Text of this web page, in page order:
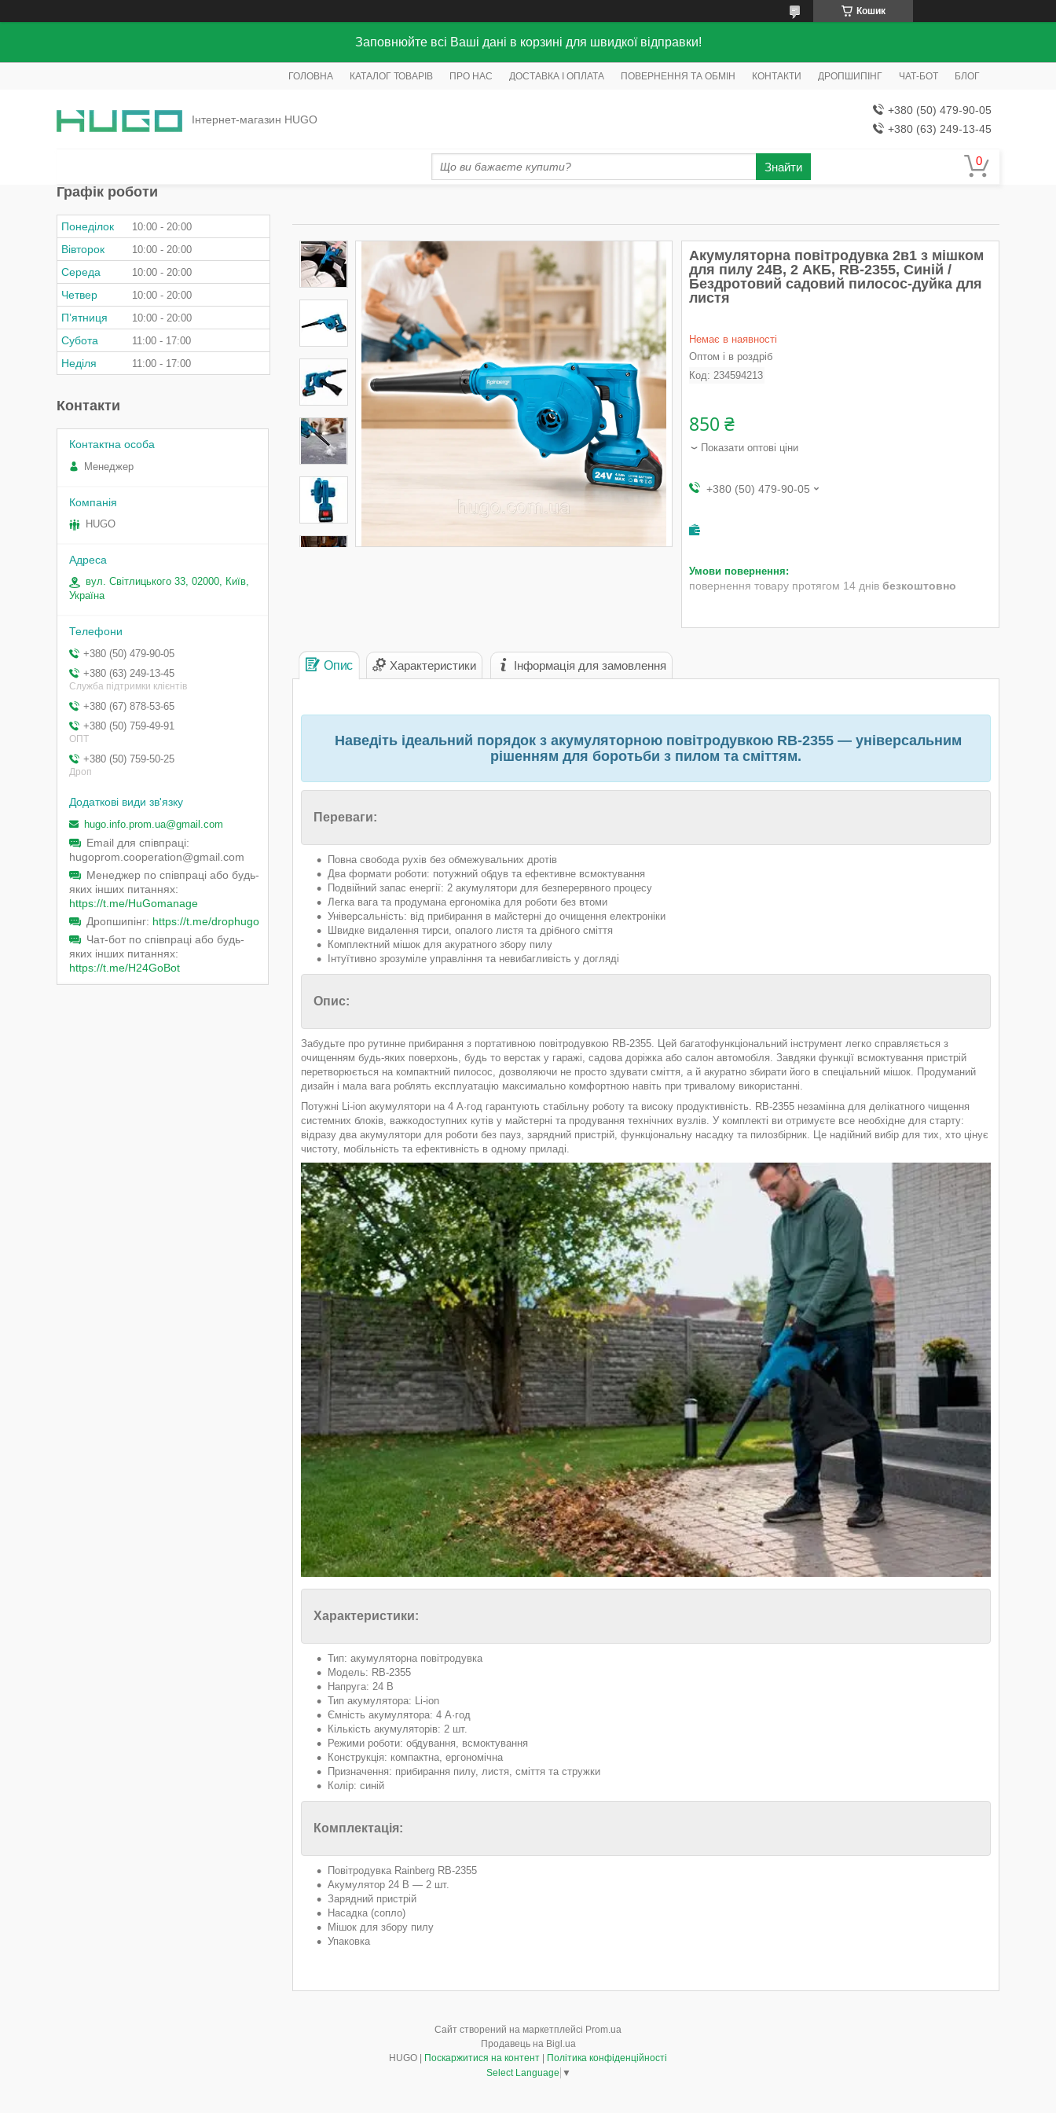
Кошик
Заповнюйте всі Ваші дані в корзині для швидкої відправки!
ГОЛОВНА КАТАЛОГ ТОВАРІВ ПРО НАС ДОСТАВКА І ОПЛАТА ПОВЕРНЕННЯ ТА ОБМІН КОНТАКТИ ДРОПШИПІНГ ЧАТ-БОТ БЛОГ
Інтернет-магазин HUGO
+380 (50) 479-90-05
+380 (63) 249-13-45
Знайти
Акумуляторна повітродувка 2в1 з мішком
для пилу 24В, 2 АКБ, RB-2355, Синій /
Бездротовий садовий пилосос-дуйка для
листя
Немає в наявності
Оптом і в роздріб
Код: 234594213
850 ₴
Показати оптові ціни
+380 (50) 479-90-05
повернення товару протягом 14 днів безкоштовно
Опис Характеристики Інформація для замовлення
Наведіть ідеальний порядок з акумуляторною повітродувкою RB-2355 — універсальним
рішенням для боротьби з пилом та сміттям.
Переваги:
Повна свобода рухів без обмежувальних дротів
Два формати роботи: потужний обдув та ефективне всмоктування
Подвійний запас енергії: 2 акумулятори для безперервного процесу
Легка вага та продумана ергономіка для роботи без втоми
Універсальність: від прибирання в майстерні до очищення електроніки
Швидке видалення тирси, опалого листя та дрібного сміття
Комплектний мішок для акуратного збору пилу
Інтуїтивно зрозуміле управління та невибагливість у догляді
Опис:
Забудьте про рутинне прибирання з портативною повітродувкою RB-2355. Цей багатофункціональний інструмент легко справляється з
очищенням будь-яких поверхонь, будь то верстак у гаражі, садова доріжка або салон автомобіля. Завдяки функції всмоктування пристрій
перетворюється на компактний пилосос, дозволяючи не просто здувати сміття, а й акуратно збирати його в спеціальний мішок. Продуманий
дизайн і мала вага роблять експлуатацію максимально комфортною навіть при тривалому використанні.
Потужні Li-ion акумулятори на 4 А·год гарантують стабільну роботу та високу продуктивність. RB-2355 незамінна для делікатного чищення
системних блоків, важкодоступних кутів у майстерні та продування технічних вузлів. У комплекті ви отримуєте все необхідне для старту:
відразу два акумулятори для роботи без пауз, зарядний пристрій, функціональну насадку та пилозбірник. Це надійний вибір для тих, хто цінує
чистоту, мобільність та ефективність в одному приладі.
Характеристики:
Тип: акумуляторна повітродувка
Модель: RB-2355
Напруга: 24 В
Тип акумулятора: Li-ion
Ємність акумулятора: 4 А·год
Кількість акумуляторів: 2 шт.
Режими роботи: обдування, всмоктування
Конструкція: компактна, ергономічна
Призначення: прибирання пилу, листя, сміття та стружки
Колір: синій
Комплектація:
Повітродувка Rainberg RB-2355
Акумулятор 24 В — 2 шт.
Зарядний пристрій
Насадка (сопло)
Мішок для збору пилу
Упаковка
Графік роботи
Понеділок 10:00 20:00
Вівторок 10:00 20:00
Середа 10:00 20:00
Четвер 10:00 20:00
Пʼятниця 10:00 20:00
Субота 11:00 17:00
Неділя 11:00 17:00
Контакти
Менеджер
HUGO
вул. Світлицького 33, 02000, Київ,
Україна
+380 (50) 479-90-05
+380 (63) 249-13-45
Служба підтримки клієнтів
+380 (67) 878-53-65
+380 (50) 759-49-91
ОПТ
+380 (50) 759-50-25
Дроп
hugo.info.prom.ua@gmail.com
Email для співпраці
hugoprom.cooperation@gmail.com
Менеджер по співпраці або будь-
яких інших питаннях
https://t.me/HuGomanage
Дропшипінг https://t.me/drophugo
Чат-бот по співпраці або будь-
яких інших питаннях
https://t.me/H24GoBot
Сайт створений на маркетплейсі Prom.ua
Продавець на Bigl.ua
HUGO | Поскаржитися на контент | Політика конфіденційності
Select Language ▼